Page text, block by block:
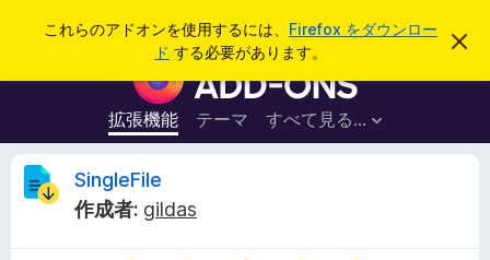
これらのアドオンを使用するには、 Firefox をダウンロー
ド する必要があります。
こ
を
F
i
r
e
拡張機能 テーマ すべて見る...
ログイン
S
SingleFile
作成者: gildas